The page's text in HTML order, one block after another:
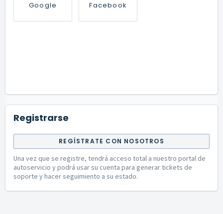
Google Facebook
Registrarse
REGÍSTRATE CON NOSOTROS
Una vez que se registre, tendrá acceso total a nuestro portal de
autoservicio y podrá usar su cuenta para generar tickets de
soporte y hacer seguimiento a su estado.